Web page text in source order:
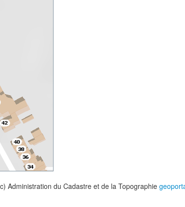
Administration du Cadastre et de la Topographie